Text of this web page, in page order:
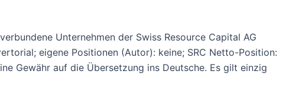
Unternehmen der Swiss Resource Capital AG
eigene Positionen (Autor): keine; SRC Netto-Position:
Gewähr auf die Übersetzung ins Deutsche. Es gilt einzig